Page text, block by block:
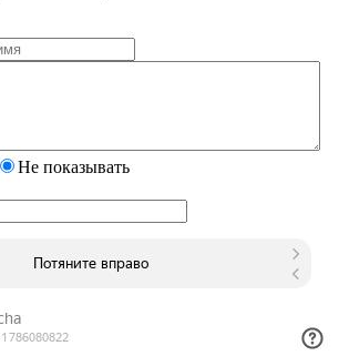
Не показывать